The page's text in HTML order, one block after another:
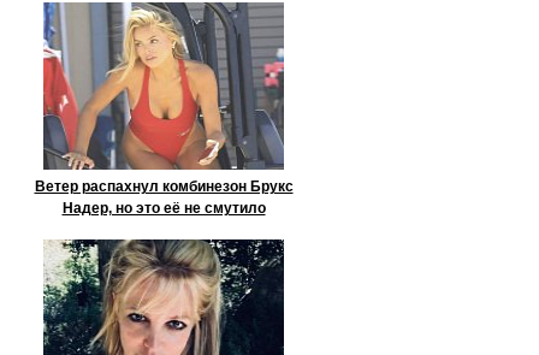
Ветер распахнул комбинезон Брукс
Надер, но это её не смутило